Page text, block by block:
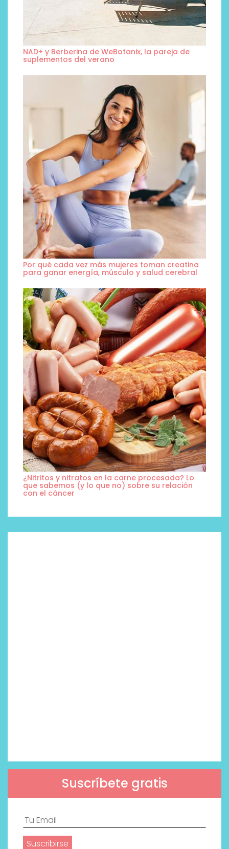
NAD+ y Berberina de WeBotanix, la pareja de
suplementos del verano
Por qué cada vez más mujeres toman creatina
para ganar energía, músculo y salud cerebral
¿Nitritos y nitratos en la carne procesada? Lo
que sabemos (y lo que no) sobre su relación
con el cáncer
Suscríbete gratis